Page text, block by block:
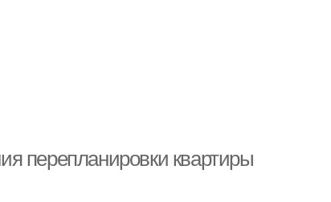
перепланировки квартиры